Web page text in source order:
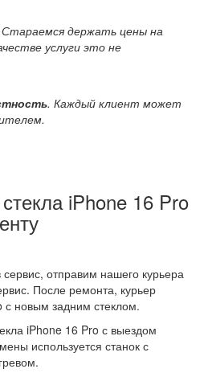
держать цены на
услуги это не
. Каждый клиент может
iPhone 16 Pro
отправим нашего курьера
После ремонта, курьер
с новым задним стеклом.
iPhone 16 Pro с выездом
используется станок с